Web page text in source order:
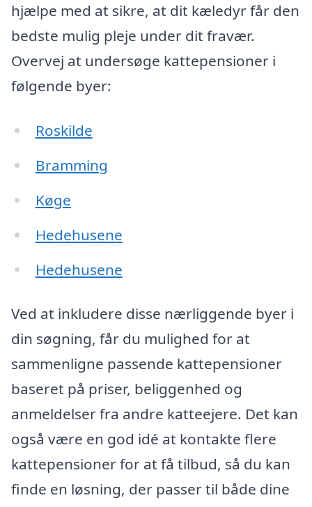
hjælpe med at sikre, at dit kæledyr får den
bedste mulig pleje under dit fravær.
Overvej at undersøge kattepensioner i
følgende byer:
Roskilde
Bramming
Køge
Hedehusene
Hedehusene
Ved at inkludere disse nærliggende byer i
din søgning, får du mulighed for at
sammenligne passende kattepensioner
baseret på priser, beliggenhed og
anmeldelser fra andre katteejere. Det kan
også være en god idé at kontakte flere
kattepensioner for at få tilbud, så du kan
finde en løsning, der passer til både dine